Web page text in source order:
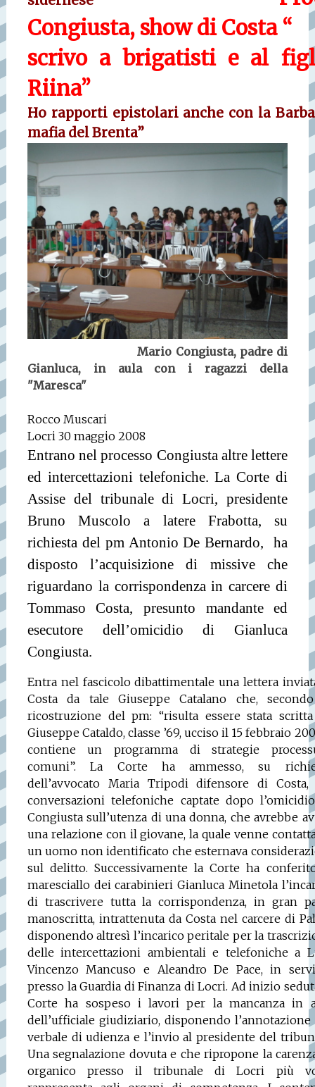
Congiusta, show di Costa“
scrivo a brigatisti e al
Riina”
Ho rapporti epistolari anche con la
mafia del Brenta”
Mario Congiusta, padre di
Gianluca, in aula con i ragazzi della
"Maresca"
Rocco Muscari
Locri 30 maggio 2008
Entrano nel processo Congiusta altre lettere
ed intercettazioni telefoniche. La Corte di
Assise del tribunale di Locri, presidente
Bruno Muscolo a latere Frabotta, su
richiesta del pm Antonio De Bernardo,
ha
disposto l’acquisizione di missive che
riguardano la corrispondenza in carcere di
Tommaso Costa, presunto mandante ed
esecutore dell’omicidio di Gianluca
Congiusta.
Entra nel fascicolo dibattimentale una lettera
Costa da tale Giuseppe Catalano che,
ricostruzione del pm: “risulta essere stata
Giuseppe Cataldo, classe ’69, ucciso il 15 febbraio
contiene un programma di strategie
comuni”. La Corte ha ammesso, su
dell’avvocato Maria Tripodi difensore di
conversazioni telefoniche captate dopo
Congiusta sull’utenza di una donna, che avrebbe
una relazione con il giovane, la quale venne
un uomo non identificato che esternava
sul delitto. Successivamente la Corte ha
maresciallo dei carabinieri Gianluca Minetola
di trascrivere tutta la corrispondenza, in gran
manoscritta, intrattenuta da Costa nel carcere di
disponendo altresì l’incarico peritale per la
delle intercettazioni ambientali e telefoniche a
Vincenzo Mancuso e Aleandro De Pace, in
presso la Guardia di Finanza di Locri. Ad inizio
Corte ha sospeso i lavori per la mancanza in
dell’ufficiale giudiziario, disponendo l’annotazione
verbale di udienza e l’invio al presidente del
Una segnalazione dovuta e che ripropone la
organico presso il tribunale di Locri più